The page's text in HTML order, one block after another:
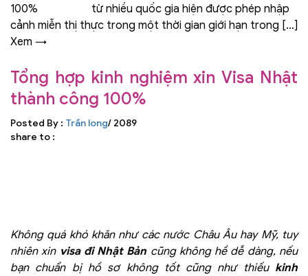
từ nhiều quốc gia hiện được phép nhập
cảnh miễn thị thực trong một thời gian giới hạn trong […]
Xem →
Tổng hợp kinh nghiệm xin Visa Nhật
thành công 100%
Posted By : Trần long/ 2089
share to :
Không quá khó khăn như các nước Châu Âu hay Mỹ, tuy
nhiên xin visa đi Nhật Bản cũng không hề dễ dàng, nếu
bạn chuẩn bị hồ sơ không tốt cũng như thiếu kinh